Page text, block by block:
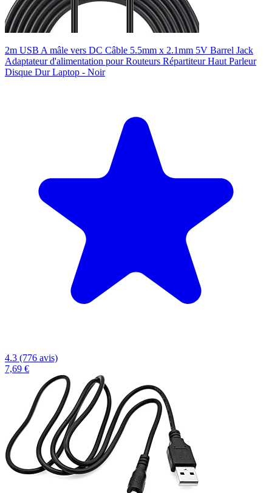
2m USB A mâle vers DC Câble 5.5mm x 2.1mm 5V Barrel Jack
Adaptateur d'alimentation pour Routeurs Répartiteur Haut Parleur
Disque Dur Laptop - Noir
4.3 (776 avis)
7,69 €